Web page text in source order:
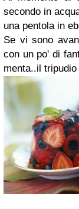
secondo in
una pentola in
Se vi sono
con un po' di
menta..il